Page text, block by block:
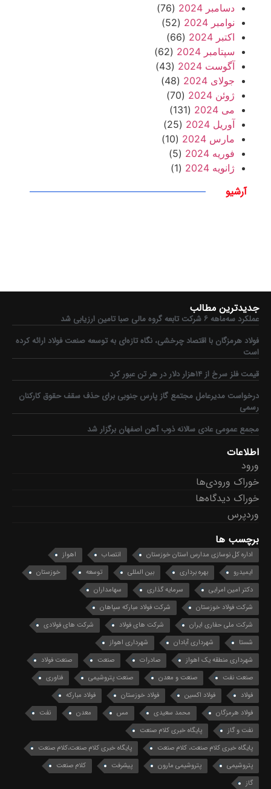
دسامبر 2024
(76)
نوامبر 2024
(52)
اکتبر 2024
(66)
سپتامبر 2024
(62)
آگوست 2024
(43)
جولای 2024
(48)
ژوئن 2024
(70)
می 2024
(131)
آوریل 2024
(25)
مارس 2024
(10)
فوریه 2024
(5)
ژانویه 2024
(1)
آرشیو
جدیدترین مطالب
عملکرد سه‌ماهه ۶ شرکت‌ تابعه گروه مالی صبا تامین ارزیابی شد
فولاد هرمزگان با اقتصاد چرخشی، نگاه تازه‌ای به توسعه صنعت فولاد ارائه کرده
است
قیمت فلز سرخ از ۱۴هزار دلار در هر تن عبور کرد
درخواست مدیرعامل مجتمع گاز پارس جنوبی برای حذف سقف حقوق کارکنان
رسمی
مجمع عمومی عادی سالانه ذوب آهن اصفهان برگزار شد
اطلاعات
ورود
خوراک ورودی‌ها
خوراک دیدگاه‌ها
وردپرس
برچسب ها
اداره کل نوسازی مدارس استان خوزستان انتصاب
اهواز
ایمیدرو
بهره برداری بین المللی توسعه
خوزستان
دکتر امین امرایی
سرمایه گذاری
سهامداران
شرکت فولاد خوزستان
شرکت فولاد مبارکه سپاهان
شرکت ملی حفاری ایران
شرکت های فولاد
شرکت های فولادی
شستا
شهرداری آبادان
شهرداری اهواز
شهرداری منطقه یک اهواز
صادرات صنعت
صنعت فولاد
صنعت نفت
صنعت و معدن صنعت پتروشیمی
فناوری
فولاد
فولاد اکسین فولاد خوزستان
فولاد مبارکه
فولاد هرمزگان
محمد سعیدی مس معدن
نفت
نفت و گاز
پایگاه خبری کلام صنعت
پایگاه خبری کلام صنعت، کلام صنعت
پایگاه خبری کلام صنعت،کلام صنعت
پتروشیمی
پتروشیمی مارون پیشرفت
کلام صنعت
گاز